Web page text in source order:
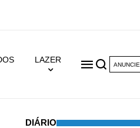
LAZER
ANUNCIE
DIÁRIO